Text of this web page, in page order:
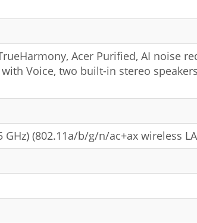
Acer Purified, AI noise
Voice, two built-in stereo
GHz) (802.11a/b/g/n/ac+ax wireless